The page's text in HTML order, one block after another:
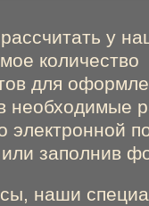
у
количество
для
необходимые
электронной
или заполнив
наши